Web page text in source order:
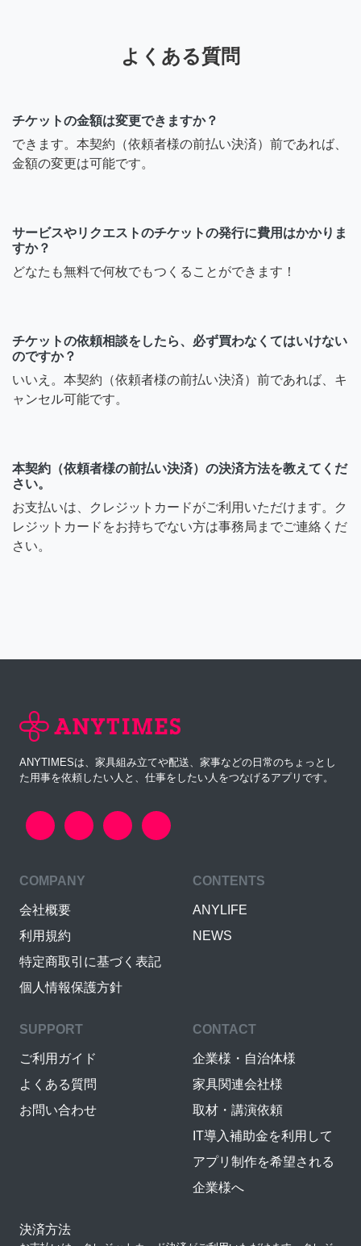
よくある質問
チケットの金額は変更できますか？
できます。本契約（依頼者様の前払い決済）前であれば、
金額の変更は可能です。
サービスやリクエストのチケットの発行に費用はかかりま
すか？
どなたも無料で何枚でもつくることができます！
チケットの依頼相談をしたら、必ず買わなくてはいけない
のですか？
いいえ。本契約（依頼者様の前払い決済）前であれば、キ
ャンセル可能です。
本契約（依頼者様の前払い決済）の決済方法を教えてくだ
さい。
お支払いは、クレジットカードがご利用いただけます。ク
レジットカードをお持ちでない方は事務局までご連絡くだ
さい。
ANYTIMESは、家具組み立てや配送、家事などの日常のちょっとし
た用事を依頼したい人と、仕事をしたい人をつなげるアプリです。
COMPANY
会社概要
利用規約
特定商取引に基づく表記
個人情報保護方針
CONTENTS
ANYLIFE
NEWS
SUPPORT
ご利用ガイド
よくある質問
お問い合わせ
CONTACT
企業様・自治体様
家具関連会社様
取材・講演依頼
IT導入補助金を利用して
アプリ制作を希望される
企業様へ
決済方法